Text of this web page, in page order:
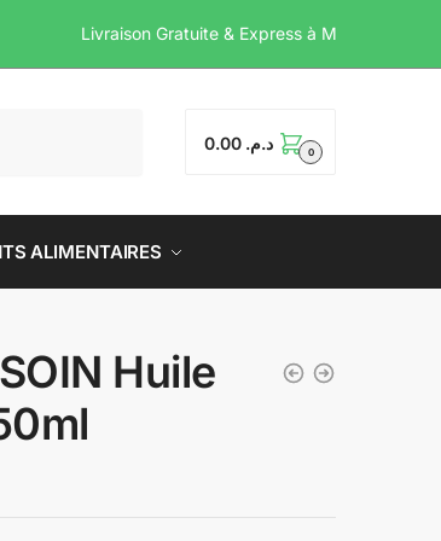
Livraison Gratuite &
د.م. 0.00 0
ALIMENTAIRES
Huile